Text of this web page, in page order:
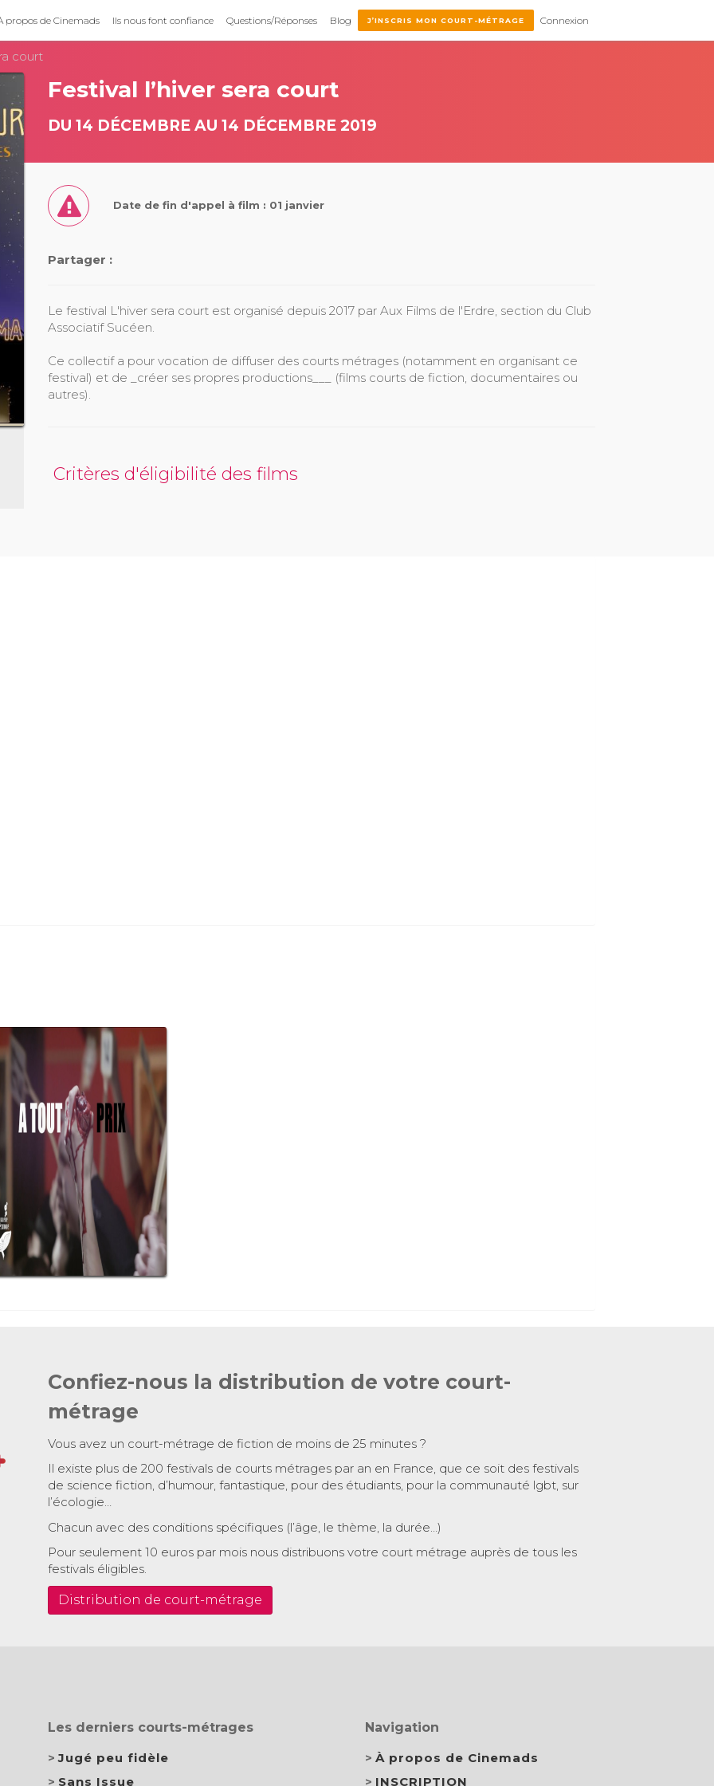
propos de Cinemads Ils nous font confiance Questions/Réponses Blog J’INSCRIS MON COURT-MÉTRAGE Connexion
court
Festival l’hiver sera court
DU 14 DÉCEMBRE AU 14 DÉCEMBRE 2019
Date de fin d'appel à film : 01 janvier
Partager :
Le festival L'hiver sera court est organisé depuis 2017 par Aux Films de l'Erdre, section du Club
Associatif Sucéen.
Ce collectif a pour vocation de diffuser des courts métrages (notamment en organisant ce
festival) et de _créer ses propres productions___ (films courts de fiction, documentaires ou
autres).
Critères d'éligibilité des films
Confiez-nous la distribution de votre court-
métrage
Vous avez un court-métrage de fiction de moins de 25 minutes ?
Il existe plus de 200 festivals de courts métrages par an en France, que ce soit des festivals
de science fiction, d’humour, fantastique, pour des étudiants, pour la communauté lgbt, sur
l’écologie…
Chacun avec des conditions spécifiques (l’âge, le thème, la durée…)
Pour seulement 10 euros par mois nous distribuons votre court métrage auprès de tous les
festivals éligibles.
Distribution de court-métrage
Les derniers courts-métrages
Jugé peu fidèle
Sans Issue
Navigation
À propos de Cinemads
INSCRIPTION